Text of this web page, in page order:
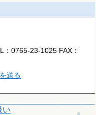
：0765-23-1025 FAX：
送る
い